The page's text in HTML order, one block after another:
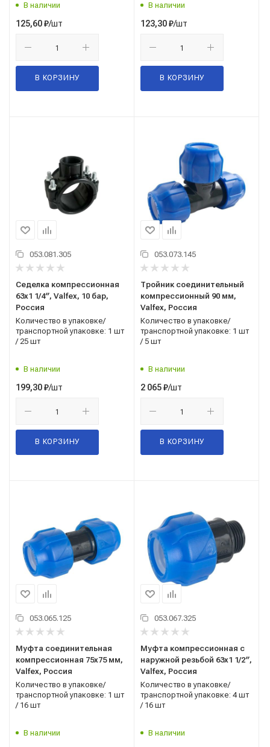
В наличии
125,60₽/шт
В КОРЗИНУ
В наличии
123,30₽/шт
В КОРЗИНУ
053.081.305
Седелка компрессионная
63x1 1/4′′, Valfex, 10 бар,
Россия
Количество в упаковке/
транспортной упаковке: 1 шт
/ 25 шт
В наличии
199,30₽/шт
В КОРЗИНУ
053.073.145
Тройник соединительный
компрессионный 90 мм,
Valfex, Россия
Количество в упаковке/
транспортной упаковке: 1 шт
/ 5 шт
В наличии
2 065₽/шт
В КОРЗИНУ
053.065.125
Муфта соединительная
компрессионная 75x75 мм,
Valfex, Россия
Количество в упаковке/
транспортной упаковке: 1 шт
/ 16 шт
В наличии
053.067.325
Муфта компрессионная с
наружной резьбой 63x1 1/2′′,
Valfex, Россия
Количество в упаковке/
транспортной упаковке: 4 шт
/ 16 шт
В наличии